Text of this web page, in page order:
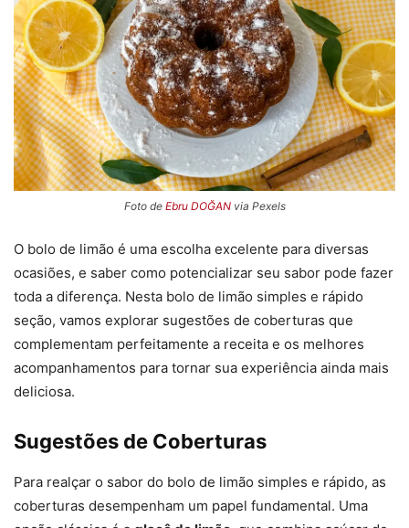
Foto de Ebru DOĞANvia Pexels
O bolo de limão é uma escolha excelente para diversas
ocasiões, e saber como potencializar seu sabor pode fazer
toda a diferença. Nesta bolo de limão simples e rápido
seção, vamos explorar sugestões de coberturas que
complementam perfeitamente a receita e os melhores
acompanhamentos para tornar sua experiência ainda mais
deliciosa.
Sugestões de Coberturas
Para realçar o sabor do bolo de limão simples e rápido, as
coberturas desempenham um papel fundamental. Uma